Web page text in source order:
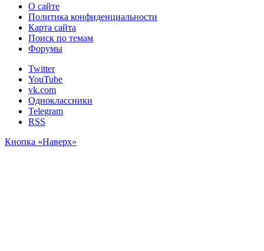
О сайте
Политика конфиденциальности
Карта сайта
Поиск по темам
Форумы
Twitter
YouTube
vk.com
Одноклассники
Telegram
RSS
Кнопка «Наверх»